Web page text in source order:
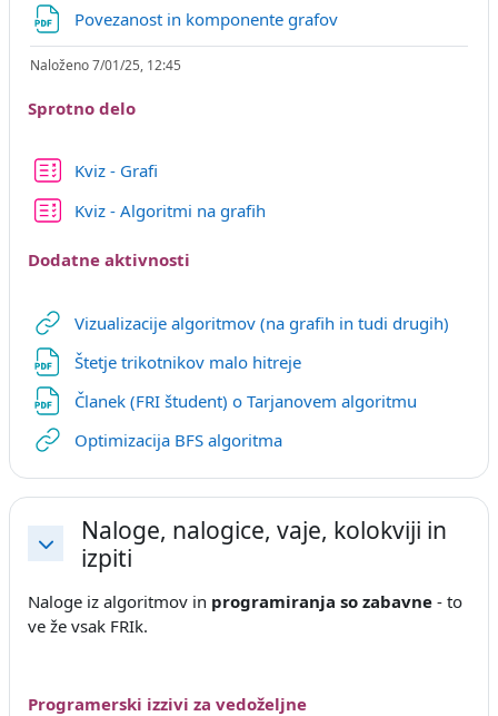
Povezanost in komponente grafov
Naloženo 7/01/25, 12:45
Sprotno delo
Kviz - Grafi
Kviz - Algoritmi na grafih
Dodatne aktivnosti
Vizualizacije algoritmov (na grafih in tudi drugih)URL
Štetje trikotnikov malo hitrejeURL
Članek (FRI študent) o Tarjanovem algoritmu
Optimizacija BFS algoritmaURL
Skrči
Naloge, nalogice, vaje, kolokviji in
izpiti
Naloge iz algoritmov in programiranja so zabavne - to
ve že vsak FRIk.
Programerski izzivi za vedoželjne